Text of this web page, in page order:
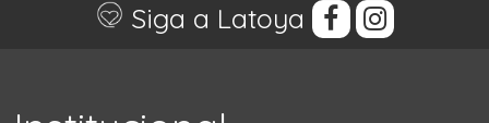
Siga a Latoya